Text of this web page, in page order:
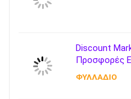
Discount
Προσφορές
ΦΥΛΛΑΔΙΟ